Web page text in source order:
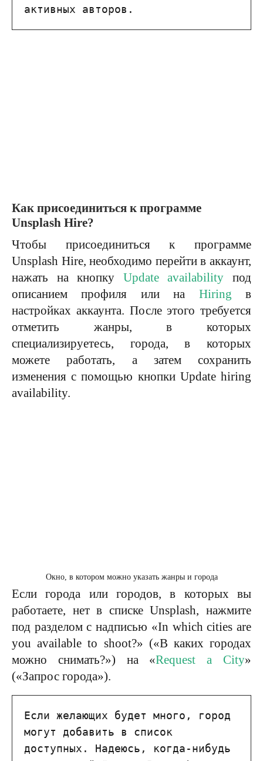
активных авторов.
Как присоединиться к программе
Unsplash Hire?
Чтобы присоединиться к программе
Unsplash Hire, необходимо перейти в аккаунт,
нажать на кнопку Update availability под
описанием профиля или на Hiring в
настройках аккаунта. После этого требуется
отметить жанры, в которых
специализируетесь, города, в которых
можете работать, а затем сохранить
изменения с помощью кнопки Update hiring
availability.
Окно, в котором можно указать жанры и города
Если города или городов, в которых вы
работаете, нет в списке Unsplash, нажмите
под разделом с надписью «In which cities are
you available to shoot?» («В каких городах
можно снимать?») на «Request a City»
(«Запрос города»).
Если желающих будет много, город
могут добавить в список
доступных. Надеюсь, когда-нибудь